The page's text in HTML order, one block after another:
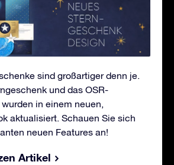
sind großartiger denn je.
und das OSR-
in einem neuen,
aktualisiert. Schauen Sie sich
neuen Features an!
Artikel